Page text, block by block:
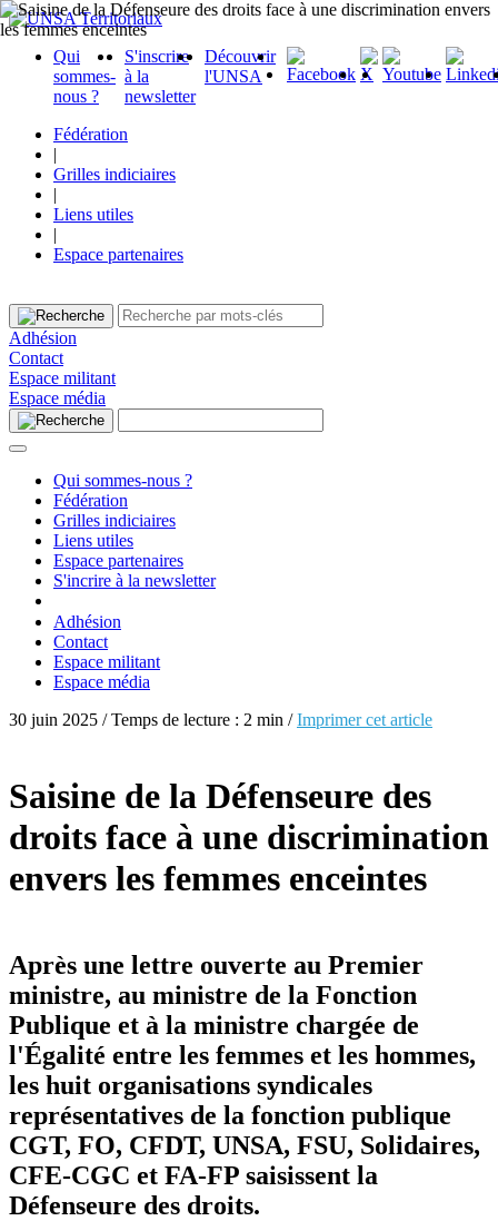
Qui
sommes-
nous ?
S'inscrire
à la
newsletter
Découvrir
l'UNSA
Fédération
|
Grilles indiciaires
|
Liens utiles
|
Espace partenaires
Adhésion
Contact
Espace militant
Espace média
Qui sommes-nous ?
Fédération
Grilles indiciaires
Liens utiles
Espace partenaires
S'incrire à la newsletter
Adhésion
Contact
Espace militant
Espace média
30 juin 2025 / Temps de lecture : 2 min /Imprimer cet article
Saisine de la Défenseure des
droits face à une discrimination
envers les femmes enceintes
Après une lettre ouverte au Premier
ministre, au ministre de la Fonction
Publique et à la ministre chargée de
l'Égalité entre les femmes et les hommes,
les huit organisations syndicales
représentatives de la fonction publique
CGT, FO, CFDT, UNSA, FSU, Solidaires,
CFE-CGC et FA-FP saisissent la
Défenseure des droits.